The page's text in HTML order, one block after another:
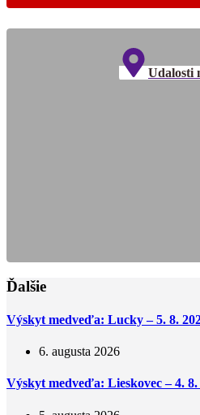
Udalosti
Ďalšie
Výskyt medveďa: Lucky – 5. 8.
6. augusta 2026
Výskyt medveďa: Lieskovec – 4. 8.